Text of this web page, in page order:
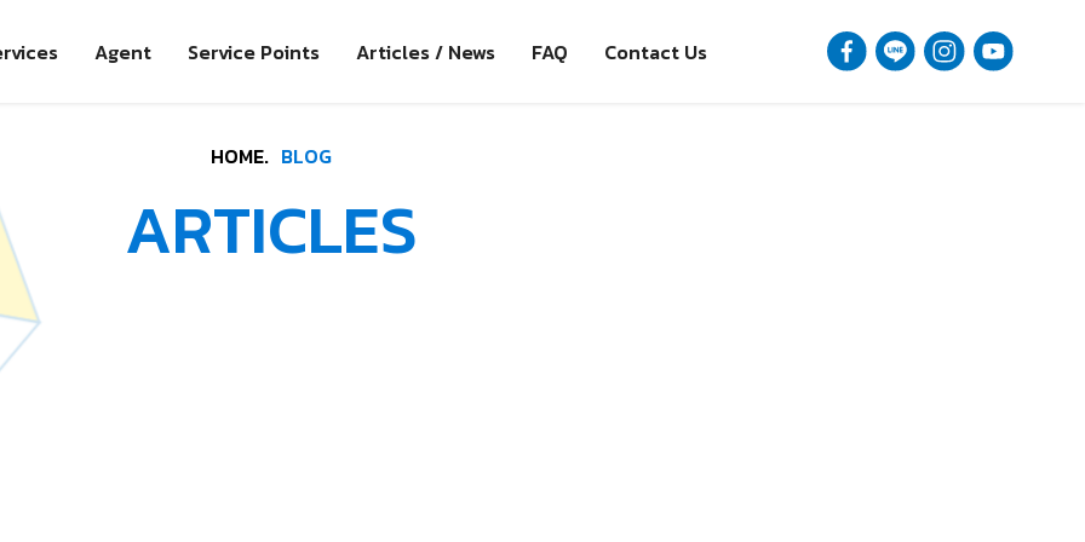
Agent Service Points Articles / News FAQ Contact Us
HOME. BLOG
ARTICLES